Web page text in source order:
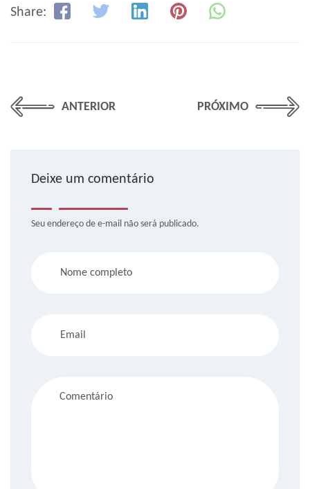
Share:
ANTERIOR PRÓXIMO
Deixe um comentário
Seu endereço de e-mail não será publicado.